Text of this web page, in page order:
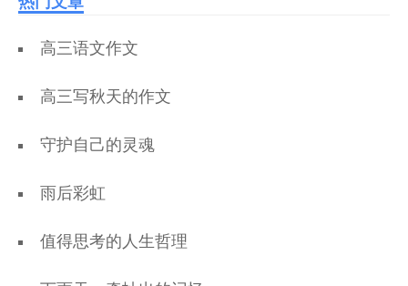
高三语文作文
高三写秋天的作文
守护自己的灵魂
雨后彩虹
值得思考的人生哲理